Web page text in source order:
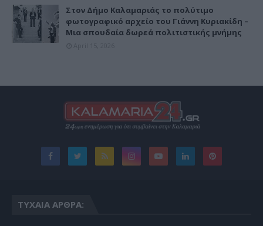
Στον Δήμο Καλαμαριάς το πολύτιμο
φωτογραφικό αρχείο του Γιάννη Κυριακίδη –
Μια σπουδαία δωρεά πολιτιστικής μνήμης
ΤΥΧΑΊΑ ΆΡΘΡΑ: